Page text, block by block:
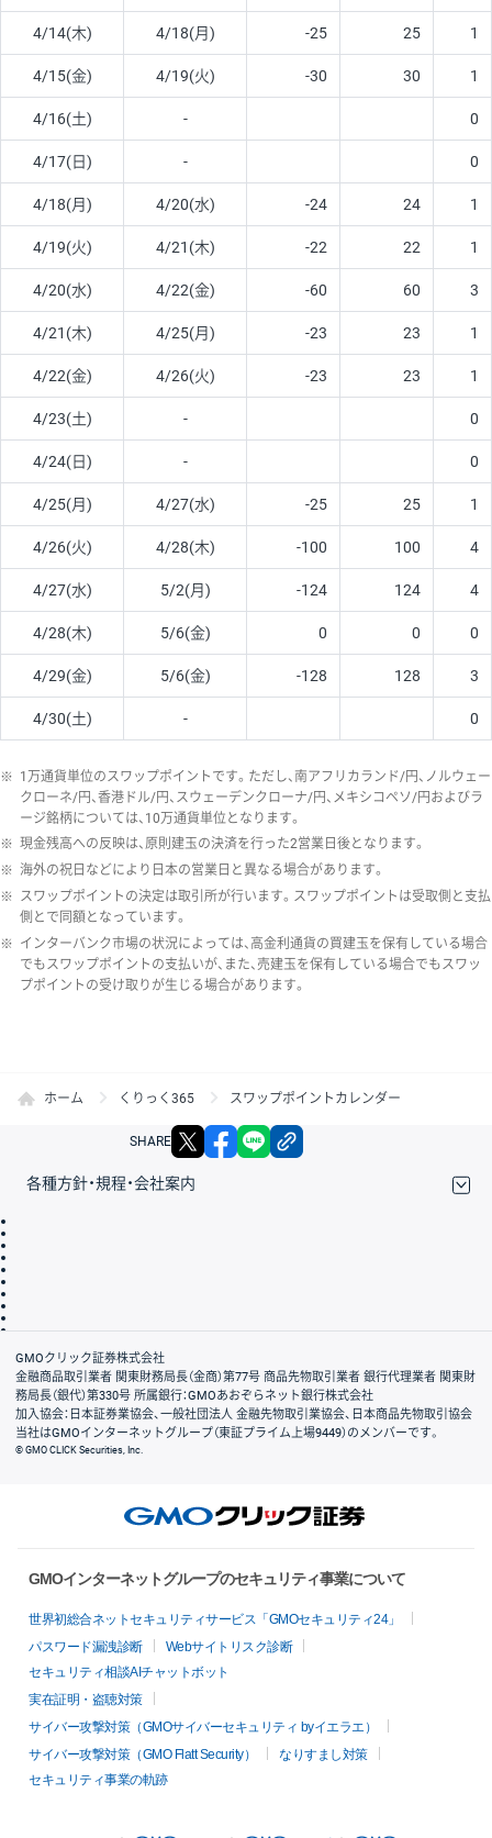
4/14(木) 4/18(月) -25 25 1
4/15(金) 4/19(火) -30 30 1
4/16(土) - 0
4/17(日) - 0
4/18(月) 4/20(水) -24 24 1
4/19(火) 4/21(木) -22 22 1
4/20(水) 4/22(金) -60 60 3
4/21(木) 4/25(月) -23 23 1
4/22(金) 4/26(火) -23 23 1
4/23(土) - 0
4/24(日) - 0
4/25(月) 4/27(水) -25 25 1
4/26(火) 4/28(木) -100 100 4
4/27(水) 5/2(月) -124 124 4
4/28(木) 5/6(金) 0 0 0
4/29(金) 5/6(金) -128 128 3
4/30(土) - 0
※ 1万通貨単位のスワップポイントです。ただし、南アフリカランド/円、ノルウェー
クローネ/円、香港ドル/円、スウェーデンクローナ/円、メキシコペソ/円およびラ
ージ銘柄については、10万通貨単位となります。
※ 現金残高への反映は、原則建玉の決済を行った2営業日後となります。
※ 海外の祝日などにより日本の営業日と異なる場合があります。
※ スワップポイントの決定は取引所が行います。スワップポイントは受取側と支払
側とで同額となっています。
※ インターバンク市場の状況によっては、高金利通貨の買建玉を保有している場合
でもスワップポイントの支払いが、また、売建玉を保有している場合でもスワッ
プポイントの受け取りが生じる場合があります。
ホーム くりっく365 スワップポイントカレンダー
SHARE X facebook
各種方針・規程・会社案内
会社案内
GMOクリック証券株式会社
金融商品取引業者 関東財務局長（金商）第77号 商品先物取引業者 銀行代理業者 関東財
務局長（銀代）第330号 所属銀行：GMOあおぞらネット銀行株式会社
加入協会：日本証券業協会、一般社団法人 金融先物取引業協会、日本商品先物取引協会
当社はGMOインターネットグループ（東証プライム上場9449）のメンバーです。
© GMO CLICK Securities, Inc.
GMOインターネットグループのセキュリティ事業について
世界初総合ネットセキュリティサービス「GMOセキュリティ24」
パスワード漏洩診断
Webサイトリスク診断
セキュリティ相談AIチャットボット
実在証明・盗聴対策
サイバー攻撃対策（GMOサイバーセキュリティ byイエラエ）
サイバー攻撃対策（GMO Flatt Security）
なりすまし対策
セキュリティ事業の軌跡